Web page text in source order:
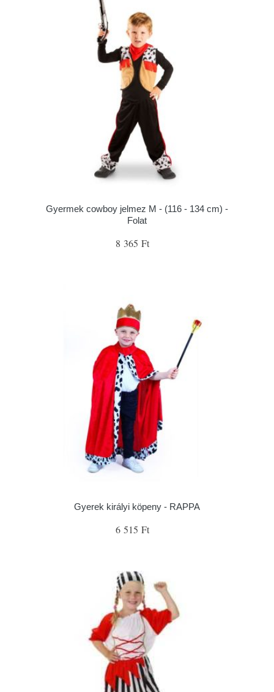
Gyermek cowboy jelmez M - (116 - 134 cm) -
Folat
8 365 Ft
Gyerek királyi köpeny - RAPPA
6 515 Ft